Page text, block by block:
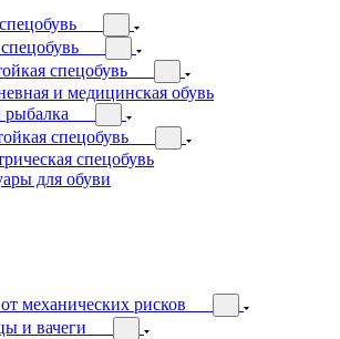
спецобувь
и медицинская обувь
рыбалка
спецобувь
спецобувь
для обуви
механических рисков
и вачеги